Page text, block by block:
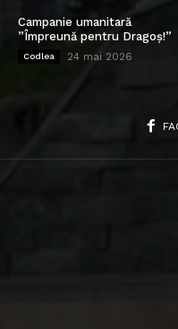
Campanie umanitară
”Împreună pentru Dragoș!”
Codlea 24 mai 2026